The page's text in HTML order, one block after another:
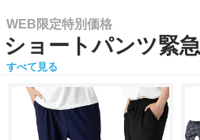
WEB限定特別価格
ショートパンツ緊
すべて見る